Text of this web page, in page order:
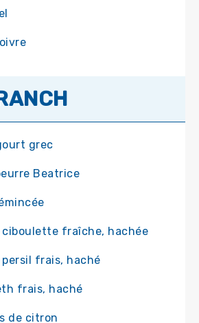
grec
Beatrice
ciboulette fraîche, hachée
persil frais, haché
frais, haché
de citron